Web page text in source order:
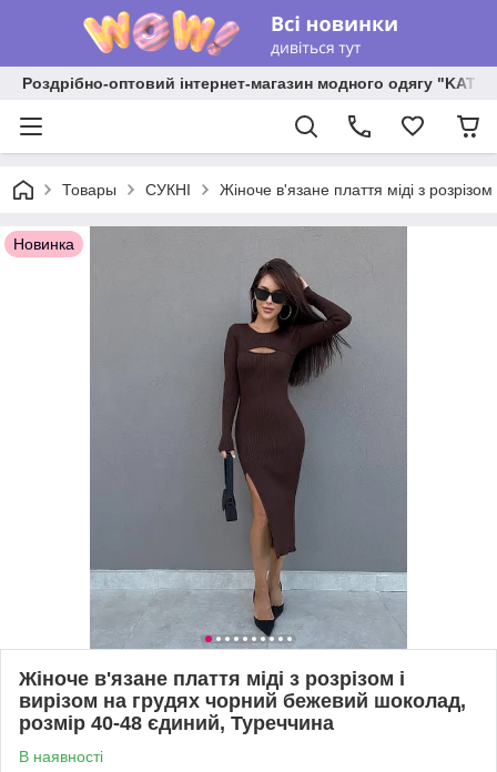
Роздрібно-оптовий інтернет-магазин модного одягу
Товары СУКНІ Жіноче в'язане плаття міді з
Новинка
Жіноче в'язане плаття міді з розрізом і
вирізом на грудях чорний бежевий шоколад,
розмір 40-48 єдиний, Туреччина
В наявності